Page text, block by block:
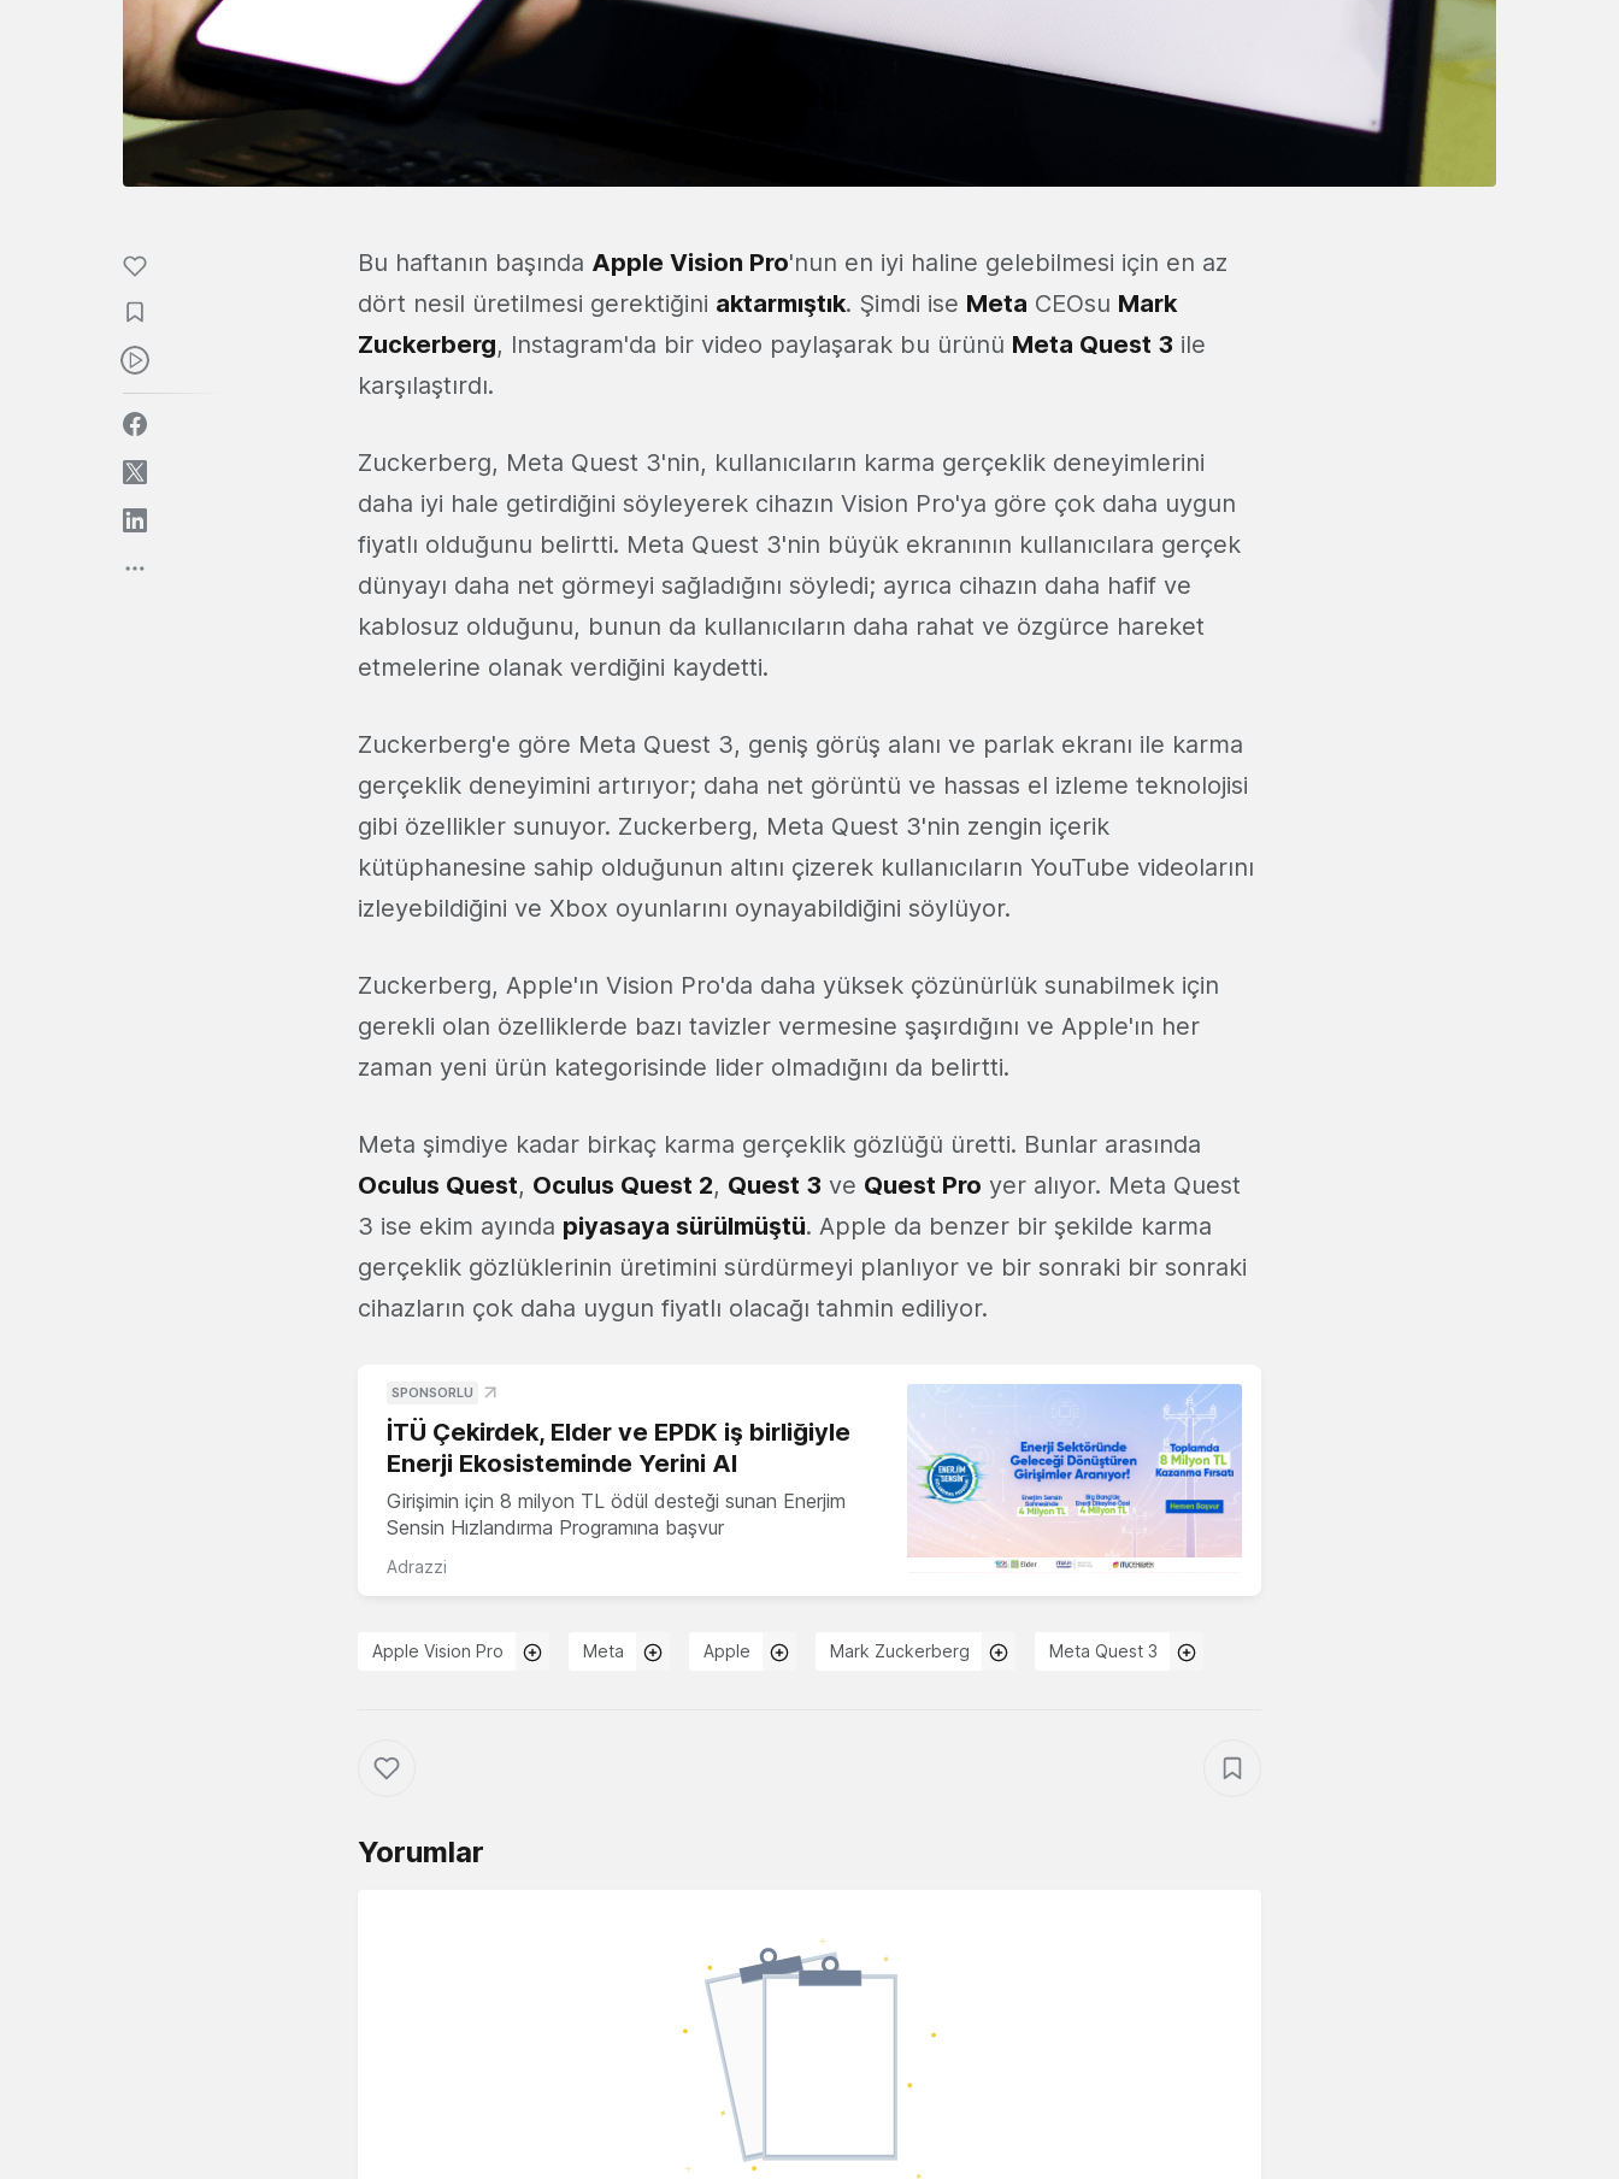
Bu haftanın başında Apple Vision Pro'nun en iyi haline gelebilmesi için en az
dört nesil üretilmesi gerektiğini aktarmıştık. Şimdi ise Meta CEOsu Mark
Zuckerberg, Instagram'da bir video paylaşarak bu ürünü Meta Quest 3 ile
karşılaştırdı.
Zuckerberg, Meta Quest 3'nin, kullanıcıların karma gerçeklik deneyimlerini
daha iyi hale getirdiğini söyleyerek cihazın Vision Pro'ya göre çok daha uygun
fiyatlı olduğunu belirtti. Meta Quest 3'nin büyük ekranının kullanıcılara gerçek
dünyayı daha net görmeyi sağladığını söyledi; ayrıca cihazın daha hafif ve
kablosuz olduğunu, bunun da kullanıcıların daha rahat ve özgürce hareket
etmelerine olanak verdiğini kaydetti.
Zuckerberg'e göre Meta Quest 3, geniş görüş alanı ve parlak ekranı ile karma
gerçeklik deneyimini artırıyor; daha net görüntü ve hassas el izleme teknolojisi
gibi özellikler sunuyor. Zuckerberg, Meta Quest 3'nin zengin içerik
kütüphanesine sahip olduğunun altını çizerek kullanıcıların YouTube videolarını
izleyebildiğini ve Xbox oyunlarını oynayabildiğini söylüyor.
Zuckerberg, Apple'ın Vision Pro'da daha yüksek çözünürlük sunabilmek için
gerekli olan özelliklerde bazı tavizler vermesine şaşırdığını ve Apple'ın her
zaman yeni ürün kategorisinde lider olmadığını da belirtti.
Meta şimdiye kadar birkaç karma gerçeklik gözlüğü üretti. Bunlar arasında
Oculus Quest, Oculus Quest 2, Quest 3 ve Quest Pro yer alıyor. Meta Quest
3 ise ekim ayında piyasaya sürülmüştü. Apple da benzer bir şekilde karma
gerçeklik gözlüklerinin üretimini sürdürmeyi planlıyor ve bir sonraki bir sonraki
cihazların çok daha uygun fiyatlı olacağı tahmin ediliyor.
SPONSORLU
İTÜ Çekirdek, Elder ve EPDK iş birliğiyle
Enerji Ekosisteminde Yerini Al
Girişimin için 8 milyon TL ödül desteği sunan Enerjim
Sensin Hızlandırma Programına başvur
Adrazzi
Apple Vision Pro Meta Apple Mark Zuckerberg Meta Quest 3
Yorumlar